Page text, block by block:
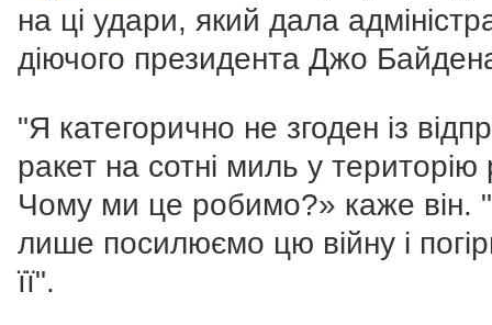
на ці удари, який дала
діючого президента Джо
"Я категорично не згоден із
ракет на сотні миль у територію
Чому ми це робимо?» каже він.
лише посилюємо цю війну і
її".